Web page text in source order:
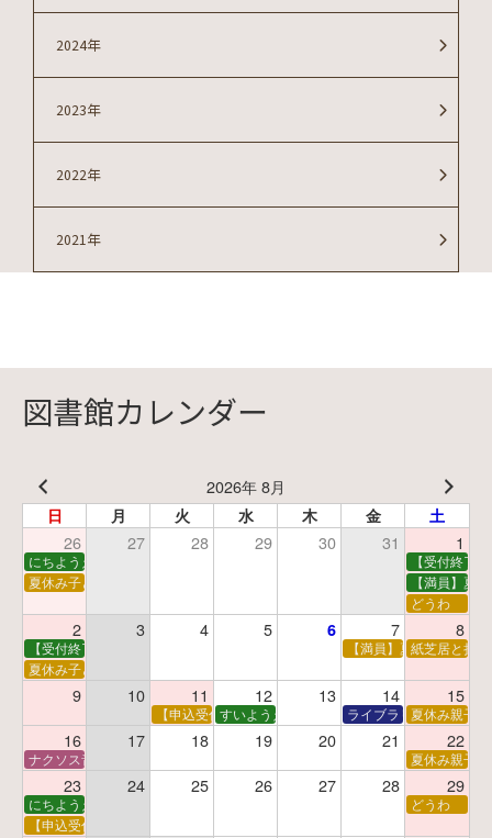
2024年
2023年
2022年
2021年
図書館カレンダー
2026年 8月
日 月 火 水 木 金 土
26 27 28 29 30 31 1
にちようえほん
【受付終了
夏休み子ども映画会
【満員】夏
どうわ
2 3 4 5 6 7 8
【受付終了】親子で挑戦！調べ学習ワークショップ 【満員】夏休み科学あ
紙芝居と折
夏休み子ども平和映画会
9 10 11 12 13 14 15
【申込受付中】夏休みおはなし工作会
すいようえほん ライブラリーシアター
夏休み親子
16 17 18 19 20 21 22
ナクソス音楽会 第5回 NHK交響楽団創立100年 夏休み親子
23 24 25 26 27 28 29
にちようえほん
どうわ
【申込受付中】ゆうべのこわ～いおはなし会